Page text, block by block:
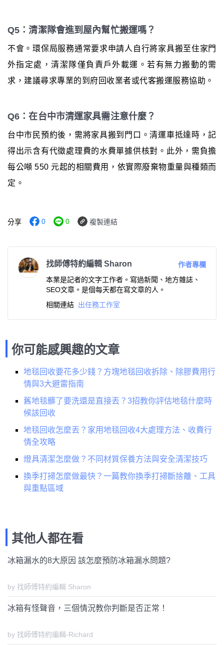
Q5：清潔隊會進到屋內幫忙搬運嗎？
不會。環保局服務通常要求申請人自行將家具搬至住家門
外指定處，清潔隊僅負責戶外載運。若有無力搬動的需
求，建議尋求專業的到府回收業者或代客搬運服務協助。
Q6：在台中市清運家具需注意什麼？
台中市民預約後，需將家具搬到門口。清運車抵達時，記
得出示含有代徵處理費的水費單據供核對。此外，需負擔
每公噸 550 元起的相關費用，依實際廢棄物重量與種類而
定。
分享 0 0 複製連結
找師傅特約編輯 Sharon
作者專欄
本業是記者的文字工作者。寫過新聞、地方雜誌、
SEO文章。是個每天都在寫文章的人。
相關連結 出任務工作室
你可能感興趣的文章
地毯回收要花多少錢？方塊地毯回收拆除、除膠費用行
情與3大避雷指南
舊地毯髒了要洗還是直接丟？3招教你評估地毯什麼時
候該回收
地毯回收怎麼丟？家用地毯回收4大處理方法、收費行
情全攻略
燈具清潔怎麼做？不同材質保養方法與安全清潔技巧
換季打掃怎麼做最快？一篇教你換季打掃斷捨離、工具
與重點區域
其他人都在看
冰箱漏水的8大原因 該怎麼預防冰箱漏水問題?
by 找師傅特約編輯 Sharon
冰箱有怪聲音，三個情況教你判斷是否正常！
by 找師傅特約編輯-Richard